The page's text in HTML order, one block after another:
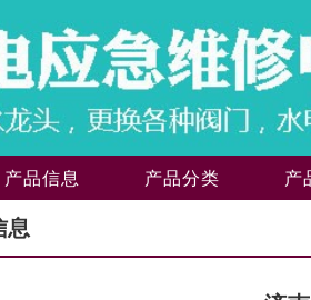
产品信息 产品分类 产
息